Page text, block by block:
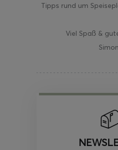
Tipps rund um
Viel Spaß &